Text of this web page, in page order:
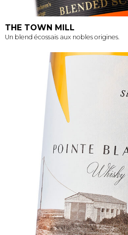
THE TOWN MILL
Un blend écossais aux nobles origines.